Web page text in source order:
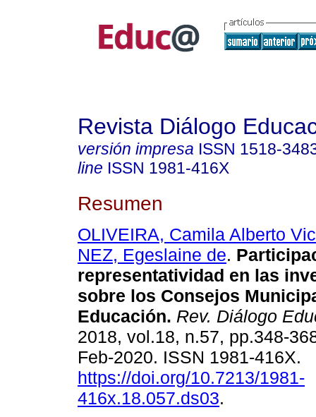
Revista Diálogo
versión impresa ISSN 1518-
line ISSN 1981-416X
Resumen
OLIVEIRA, Camila Alberto
NEZ, Egeslaine de.
representatividad en las
sobre los Consejos
Educación. Rev. Diálogo
2018, vol.18, n.57, pp.348-
Feb-2020. ISSN 1981-416X.
https://doi.org/10.7213/1981-
416x.18.057.ds03.